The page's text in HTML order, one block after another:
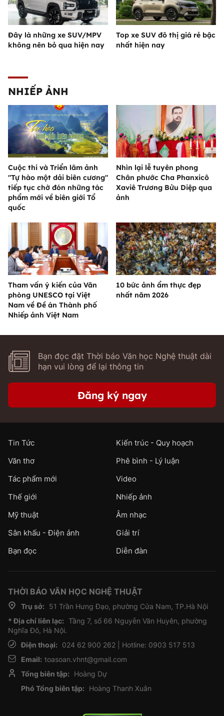
Đây là những xe SUV/MPV
không nên bỏ qua hiện nay
Top xe SUV đô thị giá rẻ bậc
nhất hiện nay
NHIẾP ẢNH
Cuộc thi và Triển lãm ảnh
"Tự hào một dải biên cương"
tiếp tục chờ đón những tác
phẩm mới về biên giới Tổ
quốc
Nhìn lại lễ tuyên phong
Chân phước Cha Phanxicô
Xaviê Trương Bửu Diệp qua
ảnh
Tham vấn ý kiến của Văn
phòng UNESCO tại Việt
Nam về Đề án Thành phố
Nhiếp ảnh Việt Nam
10 bức ảnh ẩm thực đẹp
nhất năm 2026
Bạn đọc đặt Thời báo Văn học Nghệ thuật dài
hạn vui lòng để lại thông tin
Đăng ký ngay
Tin Tức
Kiến trúc - Quy hoạch
Văn thơ
Phê bình - Lý luận
Tác phẩm mới
Video
Thế giới
Nhiếp ảnh
Mỹ thuật
Âm nhạc
Sân khấu - Điện ảnh
Giải trí
Bạn đọc
Diễn đàn
THỜI BÁO VĂN HỌC NGHỆ THUẬT
Trụ sở:
51 Trần Hưng Đạo, phường Cửa Nam, TP.Hà Nội
* Địa chỉ liên lạc: Tầng 7, số 66 Nguyễn Văn Huyên, phường
Nghĩa Đô, Hà Nội.
Điện thoại:
024 62 900 262 | Hotline: 0903 517 513
Email: toasoan.vhnt@gmail.com
Tổng biên tập:
Hoàng Dự
Phó Tổng biên tập:
Hoàng Thanh Xuân